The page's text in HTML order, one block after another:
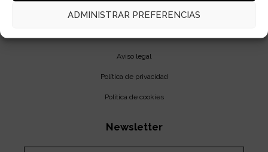
ADMINISTRAR PREFERENCIAS
Contacto
Aviso legal
Política de privacidad
Política de cookies
Newsletter